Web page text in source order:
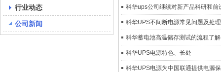
行业动态
公司新闻
科华ups公司继续对新产品科研和前
科华UPS不间断电源常见问题及处
科华蓄电池高温储存测试的流程了
科华UPS电源特色、长处
科华UPS电源为中国联通提供电源